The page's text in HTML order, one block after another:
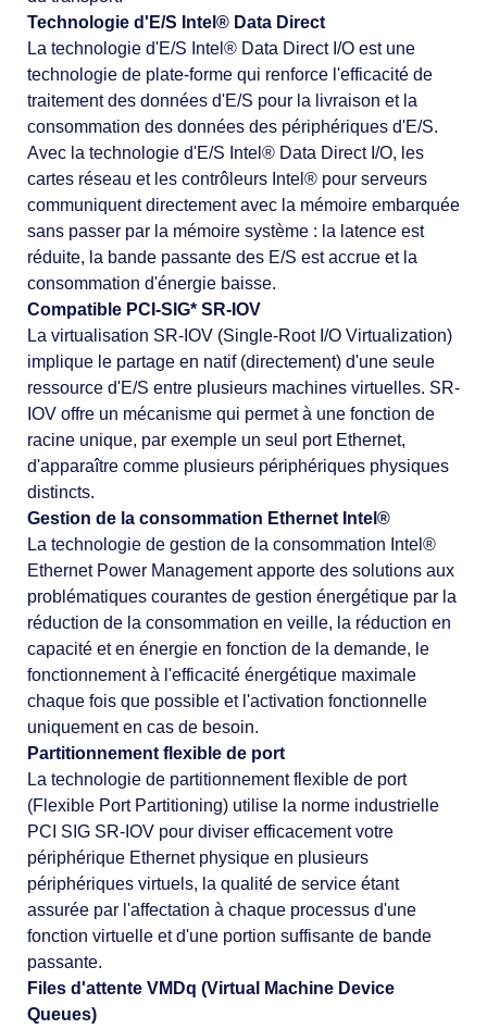
Technologie d'E/S Intel® Data Direct
La technologie d'E/S Intel® Data Direct I/O est une
technologie de plate-forme qui renforce l'efficacité de
traitement des données d'E/S pour la livraison et la
consommation des données des périphériques d'E/S.
Avec la technologie d'E/S Intel® Data Direct I/O, les
cartes réseau et les contrôleurs Intel® pour serveurs
communiquent directement avec la mémoire embarquée
sans passer par la mémoire système : la latence est
réduite, la bande passante des E/S est accrue et la
consommation d'énergie baisse.
Compatible PCI-SIG* SR-IOV
La virtualisation SR-IOV (Single-Root I/O Virtualization)
implique le partage en natif (directement) d'une seule
ressource d'E/S entre plusieurs machines virtuelles. SR-
IOV offre un mécanisme qui permet à une fonction de
racine unique, par exemple un seul port Ethernet,
d'apparaître comme plusieurs périphériques physiques
distincts.
Gestion de la consommation Ethernet Intel®
La technologie de gestion de la consommation Intel®
Ethernet Power Management apporte des solutions aux
problématiques courantes de gestion énergétique par la
réduction de la consommation en veille, la réduction en
capacité et en énergie en fonction de la demande, le
fonctionnement à l'efficacité énergétique maximale
chaque fois que possible et l'activation fonctionnelle
uniquement en cas de besoin.
Partitionnement flexible de port
La technologie de partitionnement flexible de port
(Flexible Port Partitioning) utilise la norme industrielle
PCI SIG SR-IOV pour diviser efficacement votre
périphérique Ethernet physique en plusieurs
périphériques virtuels, la qualité de service étant
assurée par l'affectation à chaque processus d'une
fonction virtuelle et d'une portion suffisante de bande
passante.
Files d'attente VMDq (Virtual Machine Device
Queues)